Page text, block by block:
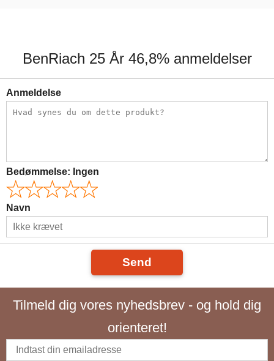
BenRiach 25 År 46,8% anmeldelser
Anmeldelse
Bedømmelse: Ingen
Navn
Send
Tilmeld dig vores nyhedsbrev - og hold dig
orienteret!